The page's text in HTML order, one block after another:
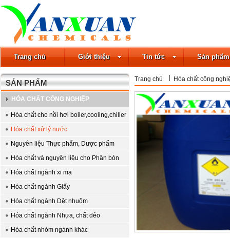
Trang chủ Giới thiệu Tin tức Sản phẩm
SẢN PHẨM
HÓA CHẤT CÔNG NGHIỆP
Hóa chất cho nồi hơi boiler,cooling,chiller
Hóa chất xử lý nước
Nguyên liệu Thực phẩm, Dược phẩm
Hóa chất và nguyên liệu cho Phân bón
Hóa chất ngành xi mạ
Hóa chất ngành Giấy
Hóa chất ngành Dệt nhuộm
Hóa chất ngành Nhựa, chất dẻo
Hóa chất nhóm ngành khác
Trang chủ Hóa chất công